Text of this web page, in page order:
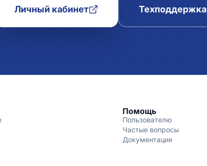
Личный кабинет Техподдержка
Помощь
Пользователю
Частые вопросы
Документация